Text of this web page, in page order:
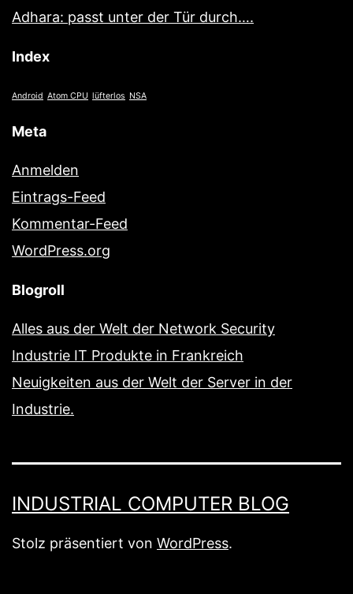
Adhara: passt unter der Tür durch….
Index
Android Atom CPU lüfterlos NSA
Meta
Anmelden
Eintrags-Feed
Kommentar-Feed
WordPress.org
Blogroll
Alles aus der Welt der Network Security
Industrie IT Produkte in Frankreich
Neuigkeiten aus der Welt der Server in der
Industrie.
INDUSTRIAL COMPUTER BLOG
Stolz präsentiert von WordPress.